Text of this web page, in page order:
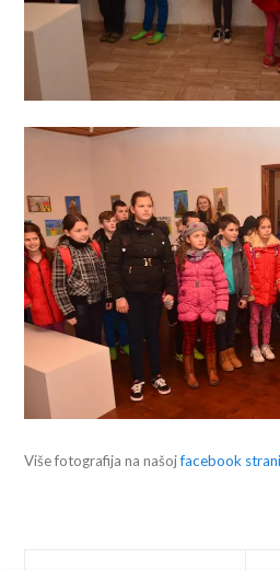
Više fotografija na našojfacebook